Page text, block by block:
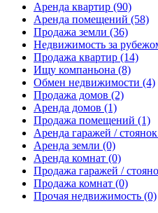
Аренда квартир (90)
Аренда помещений (58)
Продажа земли (36)
Недвижимость за
Продажа квартир (14)
Ищу компаньона (8)
Обмен недвижимости (4)
Продажа домов (2)
Аренда домов (1)
Продажа помещений (1)
Аренда гаражей / стоянок
Аренда земли (0)
Аренда комнат (0)
Продажа гаражей /
Продажа комнат (0)
Прочая недвижимость (0)